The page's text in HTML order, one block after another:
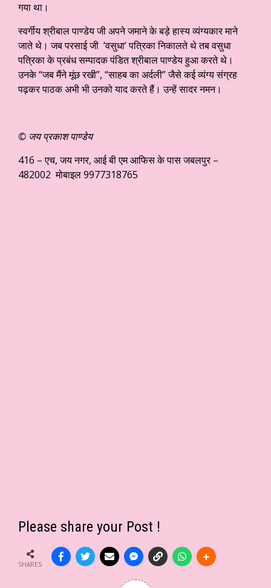
गया था।
स्वर्गीय श्रीबाल पाण्डेय जी अपने जमाने के बड़े हास्य व्यंग्यकार माने
जाते थे। जब परसाई जी ‘वसुधा’ पत्रिका निकालते थे तब वसुधा
पत्रिका के प्रबंध सम्पादक पंडित श्रीबाल पाण्डेय हुआ करते थे।
उनके “जब मैंने मूंछ रखी”, “साहब का अर्दली” जैसे कई व्यंग्य संग्रह
पढ़कर पाठक अभी भी उनको याद करते हैं। उन्हें सादर नमन।
© जय प्रकाश पाण्डेय
416 – एच, जय नगर, आई बी एम आफिस के पास जबलपुर –
482002 मोबाइल 9977318765
Please share your Post !
SHARES